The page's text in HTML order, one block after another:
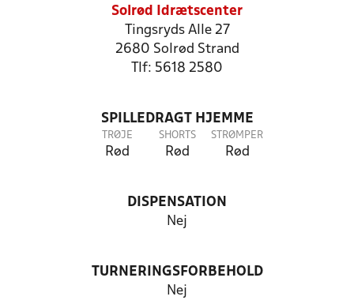
Solrød Idrætscenter
Tingsryds Alle 27
2680 Solrød Strand
Tlf: 5618 2580
SPILLEDRAGT HJEMME
TRØJE
Rød
SHORTS
Rød
STRØMPER
Rød
DISPENSATION
Nej
TURNERINGSFORBEHOLD
Nej